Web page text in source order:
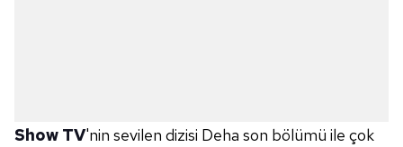
Show TV'nin sevilen dizisi Deha son bölümü ile çok